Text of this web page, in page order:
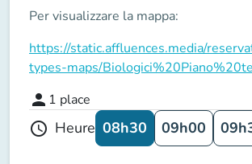
Per visualizzare la mappa:
https://static.affluences.media/
types-maps/
person 1 place
schedule Heure 08h30 09h00